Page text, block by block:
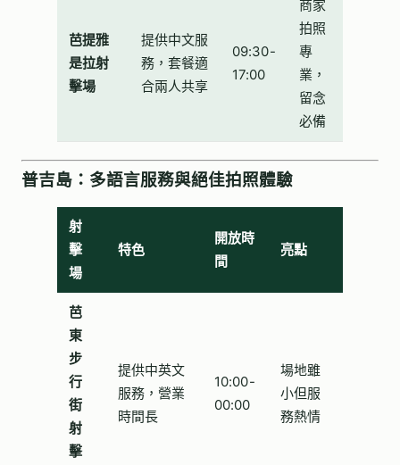
芭提雅
是拉射
擊場
提供中文服
務，套餐適
合兩人共享
09:30-
17:00
商家
拍照
專
業，
留念
必備
普吉島：多語言服務與絕佳拍照體驗
射
擊
場
特色
開放時
間
亮點
芭
東
步
行
街
射
擊
提供中英文
服務，營業
時間長
10:00-
00:00
場地雖
小但服
務熱情